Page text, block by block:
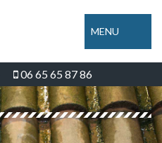
MENU
06 65 65 87 86